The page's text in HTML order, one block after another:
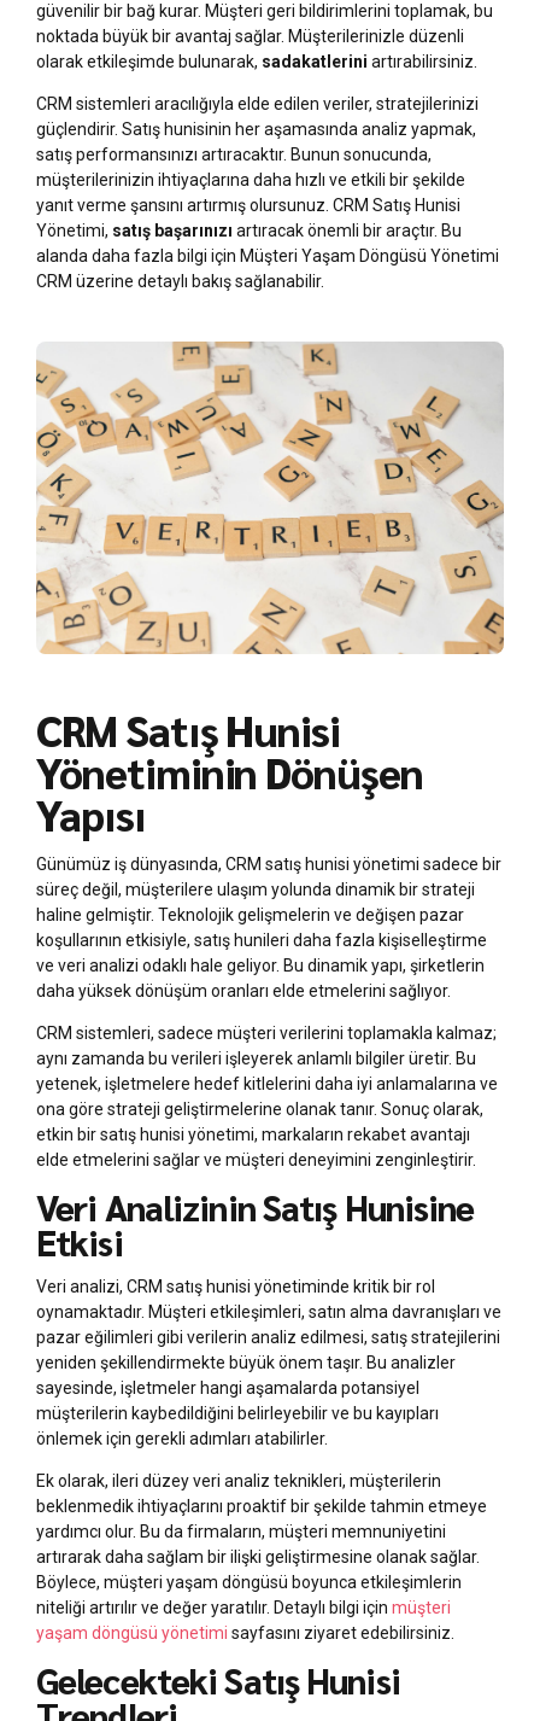
güvenilir bir bağ kurar. Müşteri geri bildirimlerini toplamak, bu
noktada büyük bir avantaj sağlar. Müşterilerinizle düzenli
olarak etkileşimde bulunarak, sadakatlerini artırabilirsiniz.
CRM sistemleri aracılığıyla elde edilen veriler, stratejilerinizi
güçlendirir. Satış hunisinin her aşamasında analiz yapmak,
satış performansınızı artıracaktır. Bunun sonucunda,
müşterilerinizin ihtiyaçlarına daha hızlı ve etkili bir şekilde
yanıt verme şansını artırmış olursunuz. CRM Satış Hunisi
Yönetimi, satış başarınızı artıracak önemli bir araçtır. Bu
alanda daha fazla bilgi için Müşteri Yaşam Döngüsü Yönetimi
CRM üzerine detaylı bakış sağlanabilir.
CRM Satış Hunisi
Yönetiminin Dönüşen
Yapısı
Günümüz iş dünyasında, CRM satış hunisi yönetimi sadece bir
süreç değil, müşterilere ulaşım yolunda dinamik bir strateji
haline gelmiştir. Teknolojik gelişmelerin ve değişen pazar
koşullarının etkisiyle, satış hunileri daha fazla kişiselleştirme
ve veri analizi odaklı hale geliyor. Bu dinamik yapı, şirketlerin
daha yüksek dönüşüm oranları elde etmelerini sağlıyor.
CRM sistemleri, sadece müşteri verilerini toplamakla kalmaz;
aynı zamanda bu verileri işleyerek anlamlı bilgiler üretir. Bu
yetenek, işletmelere hedef kitlelerini daha iyi anlamalarına ve
ona göre strateji geliştirmelerine olanak tanır. Sonuç olarak,
etkin bir satış hunisi yönetimi, markaların rekabet avantajı
elde etmelerini sağlar ve müşteri deneyimini zenginleştirir.
Veri Analizinin Satış Hunisine
Etkisi
Veri analizi, CRM satış hunisi yönetiminde kritik bir rol
oynamaktadır. Müşteri etkileşimleri, satın alma davranışları ve
pazar eğilimleri gibi verilerin analiz edilmesi, satış stratejilerini
yeniden şekillendirmekte büyük önem taşır. Bu analizler
sayesinde, işletmeler hangi aşamalarda potansiyel
müşterilerin kaybedildiğini belirleyebilir ve bu kayıpları
önlemek için gerekli adımları atabilirler.
Ek olarak, ileri düzey veri analiz teknikleri, müşterilerin
beklenmedik ihtiyaçlarını proaktif bir şekilde tahmin etmeye
yardımcı olur. Bu da firmaların, müşteri memnuniyetini
artırarak daha sağlam bir ilişki geliştirmesine olanak sağlar.
Böylece, müşteri yaşam döngüsü boyunca etkileşimlerin
niteliği artırılır ve değer yaratılır. Detaylı bilgi için müşteri
yaşam döngüsü yönetimi sayfasını ziyaret edebilirsiniz.
Gelecekteki Satış Hunisi